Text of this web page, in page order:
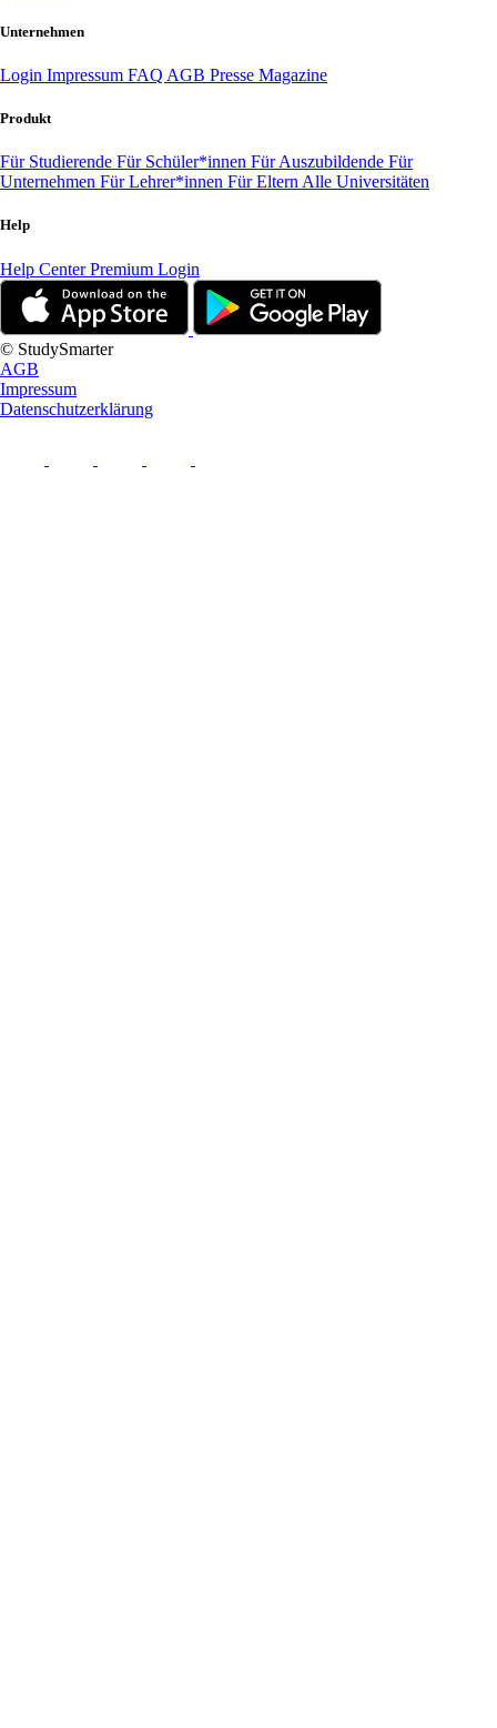
Unternehmen
Login Impressum FAQ AGB Presse Magazine
Produkt
Für Studierende Für Schüler*innen Für Auszubildende Für
Unternehmen Für Lehrer*innen Für Eltern Alle Universitäten
Help
Help CenterPremium Login
© StudySmarter
AGB
Impressum
Datenschutzerklärung